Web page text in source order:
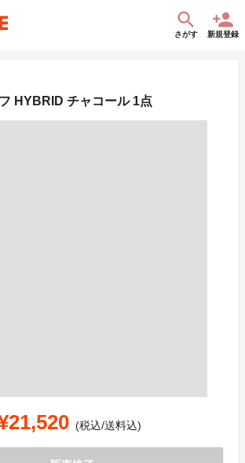
さがす 新規登録
HYBRID チャコール 1点
(税込/送料込)